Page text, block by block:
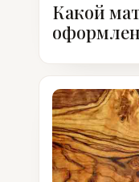
Какой